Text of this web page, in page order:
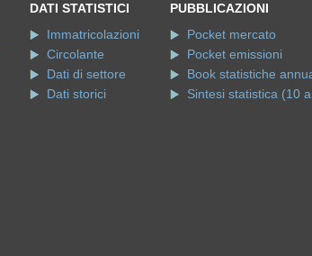
DATI STATISTICI
Immatricolazioni
Circolante
Dati di settore
Dati storici
PUBBLICAZIONI
Pocket mercato
Pocket emissioni
Book statistiche
Sintesi statistica (10